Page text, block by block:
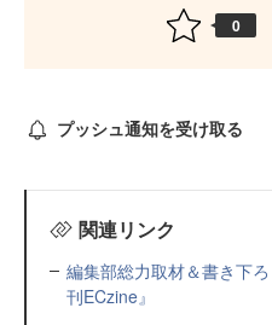
0
プッシュ通知を受け取る
関連リンク
編集部総力取材＆書き下
刊ECzine』